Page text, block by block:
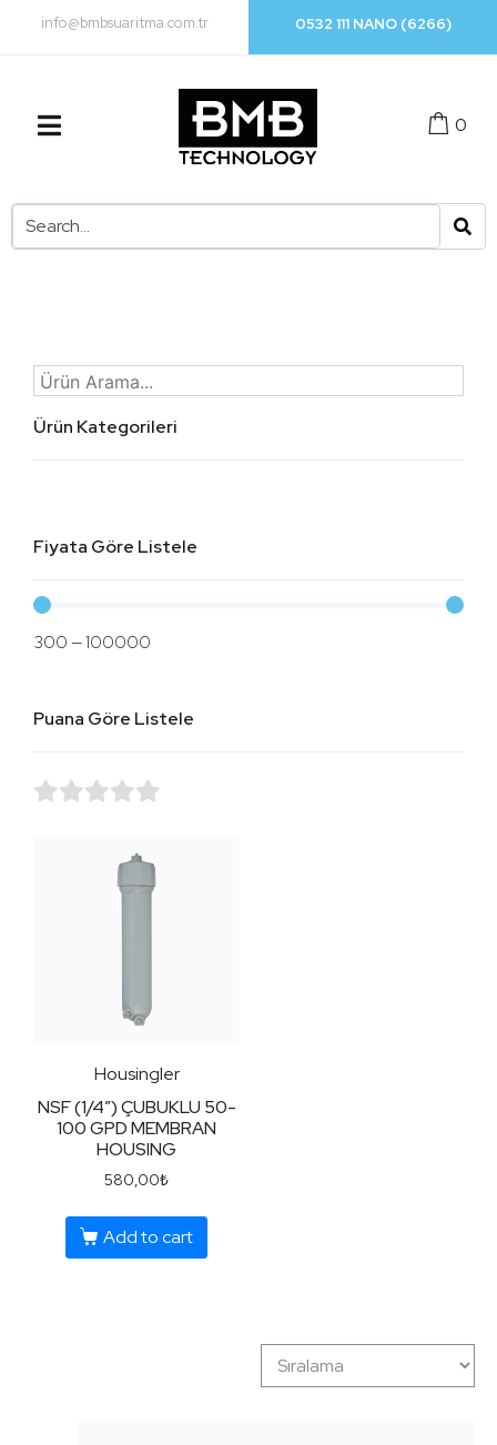
info@bmbsuaritma.com.tr 0532 111 NANO (6266)
0
Ürün Kategorileri
Fiyata Göre Listele
300 —100000
Puana Göre Listele
Housingler
NSF (1/4″) ÇUBUKLU 50-
100 GPD MEMBRAN
HOUSING
580,00₺
Add to cart